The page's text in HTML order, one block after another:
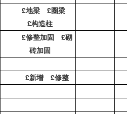
£地梁 £圈梁
£构造柱
£修整加固 £砌
砖加固
£新增 £修整